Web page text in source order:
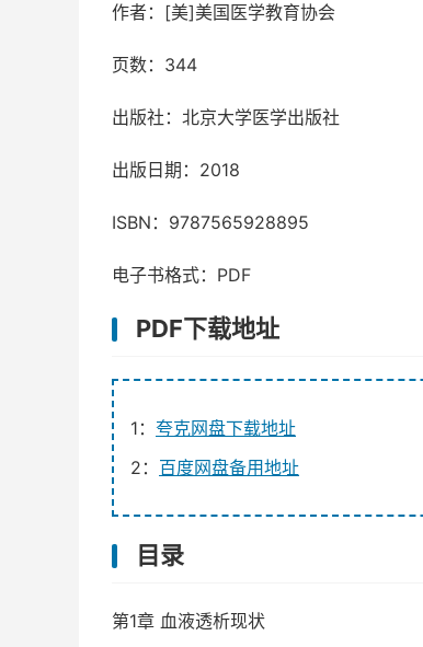
作者：[美]美国医学教育协会
页数：344
出版社：北京大学医学出版社
出版日期：2018
ISBN：9787565928895
电子书格式：PDF
PDF下载地址
1： 夸克网盘下载地址
2： 百度网盘备用地址
目录
第1章 血液透析现状